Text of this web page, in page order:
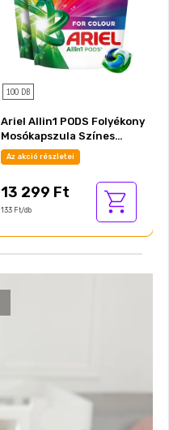
100 DB
Ariel Allin1 PODS Folyékony
Mosókapszula Színes
Ruhákhoz, 100 Mosáshoz
Az akció részletei
13 299 Ft
133 Ft/db